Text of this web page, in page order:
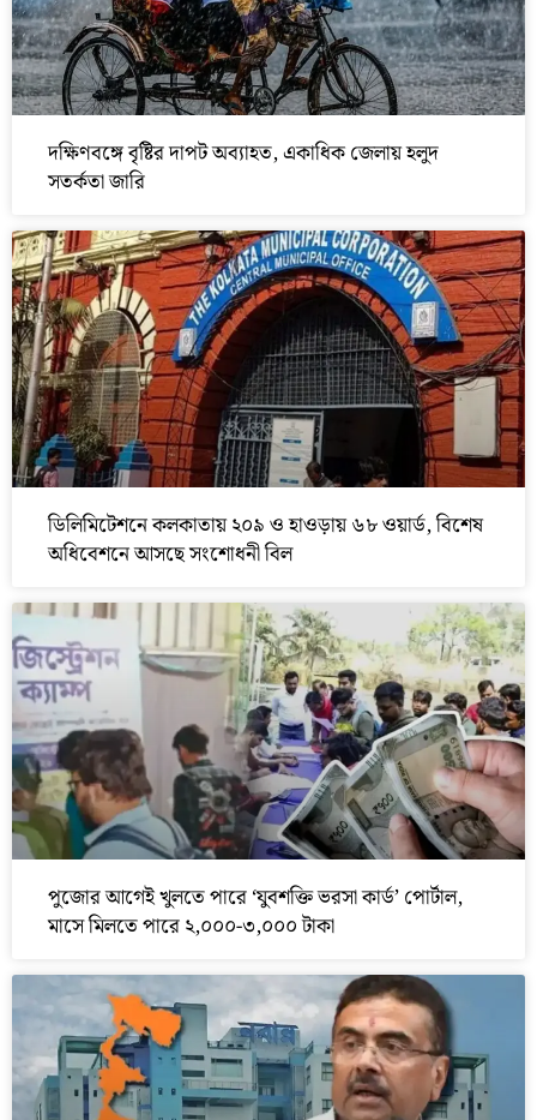
দক্ষিণবঙ্গে বৃষ্টির দাপট অব্যাহত, একাধিক জেলায় হলুদ
সতর্কতা জারি
ডিলিমিটেশনে কলকাতায় ২০৯ ও হাওড়ায় ৬৮ ওয়ার্ড, বিশেষ
অধিবেশনে আসছে সংশোধনী বিল
পুজোর আগেই খুলতে পারে ‘যুবশক্তি ভরসা কার্ড’ পোর্টাল,
মাসে মিলতে পারে ২,০০০-৩,০০০ টাকা